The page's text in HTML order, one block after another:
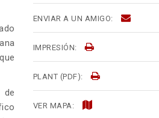
de
ENVIAR A UN AMIGO:
IMPRESIÓN:
PLANT (PDF):
VER MAPA: